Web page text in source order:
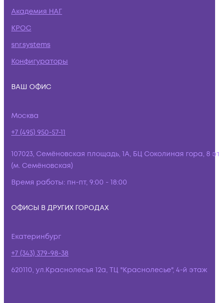
Академия НАГ
КРОС
snr.systems
Конфигураторы
ВАШ ОФИС
Москва
+7 (495) 950-57-11
107023, Семёновская площадь, 1А, БЦ Соколиная гора, 8
(м. Семёновская)
Время работы: пн-пт, 9:00 - 18:00
ОФИСЫ В ДРУГИХ ГОРОДАХ
Екатеринбург
+7 (343) 379-98-38
620110, ул.Краснолесья 12а, ТЦ "Краснолесье", 4-й этаж